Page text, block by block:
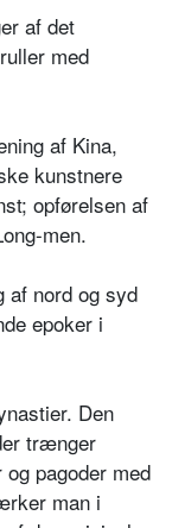
af det
med
af Kina,
kunstnere
opførelsen af
men.
af nord og syd
epoker i
Den
trænger
pagoder med
man i